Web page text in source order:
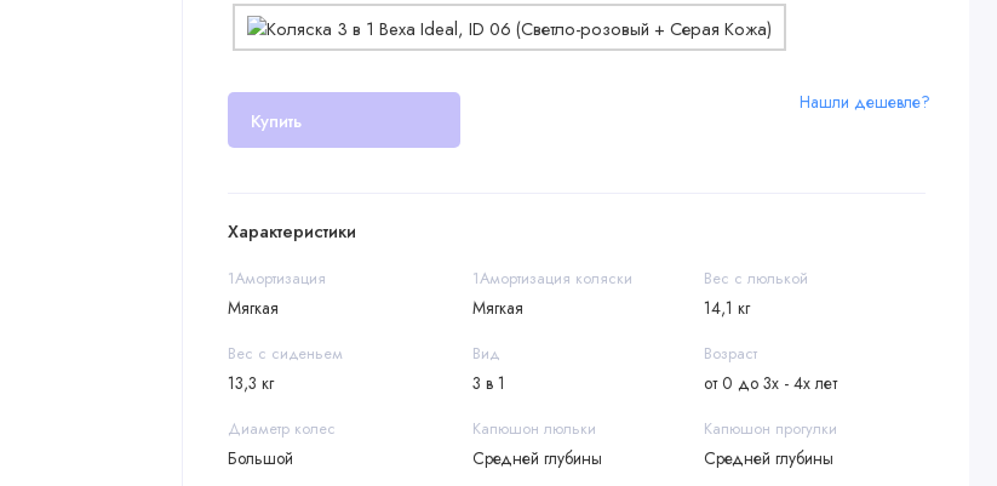
Купить
Нашли дешевле?
Характеристики
1Амортизация
Мягкая
1Амортизация коляски
Мягкая
Вес с люлькой
14,1 кг
Вес с сиденьем
13,3 кг
Вид
3 в 1
Возраст
от 0 до 3х - 4х лет
Диаметр колес
Большой
Капюшон люльки
Средней глубины
Капюшон прогулки
Средней глубины